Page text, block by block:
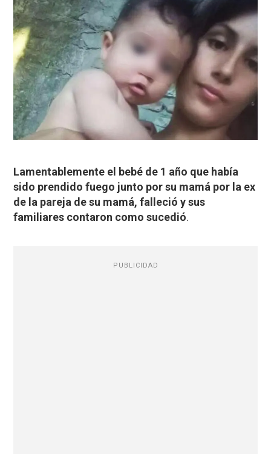
Lamentablemente el bebé de 1 año que había
sido prendido fuego junto por su mamá por la ex
de la pareja de su mamá, falleció y sus
familiares contaron como sucedió.
PUBLICIDAD